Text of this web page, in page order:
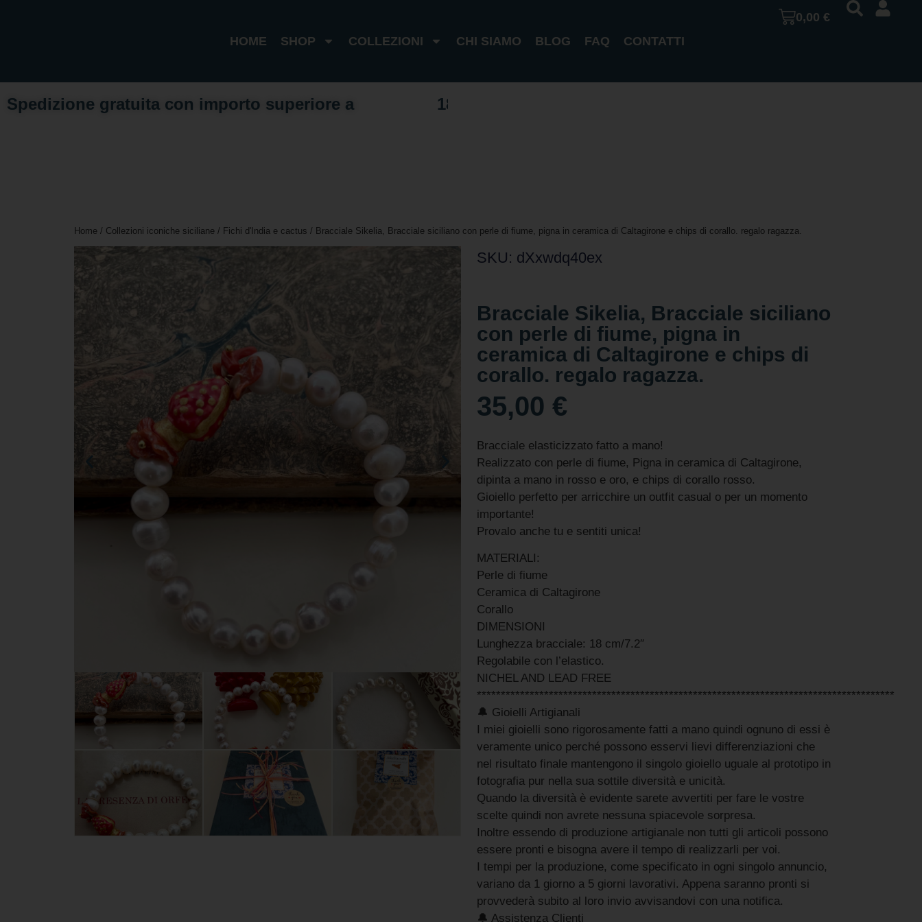
HOME SHOP COLLEZIONI CHI SIAMO BLOG FAQ CONTATTI
0,00€
Spedizione gratuita con importo superiore a 18
Home / Collezioni iconiche siciliane / Fichi d'India e cactus / Bracciale Sikelia, Bracciale siciliano con perle di fiume, pigna in ceramica di Caltagirone e chips di corallo. regalo ragazza.
SKU: dXxwdq40ex
Bracciale Sikelia, Bracciale siciliano
con perle di fiume, pigna in
ceramica di Caltagirone e chips di
corallo. regalo ragazza.
35,00 €
Bracciale elasticizzato fatto a mano!
Realizzato con perle di fiume, Pigna in ceramica di Caltagirone,
dipinta a mano in rosso e oro, e chips di corallo rosso.
Gioiello perfetto per arricchire un outfit casual o per un momento
importante!
Provalo anche tu e sentiti unica!
MATERIALI:
Perle di fiume
Ceramica di Caltagirone
Corallo
DIMENSIONI
Lunghezza bracciale: 18 cm/7.2″
Regolabile con l’elastico.
NICHEL AND LEAD FREE
***************************************************************************************
🔔 Gioielli Artigianali
I miei gioielli sono rigorosamente fatti a mano quindi ognuno di essi è
veramente unico perché possono esservi lievi differenziazioni che
nel risultato finale mantengono il singolo gioiello uguale al prototipo in
fotografia pur nella sua sottile diversità e unicità.
Quando la diversità è evidente sarete avvertiti per fare le vostre
scelte quindi non avrete nessuna spiacevole sorpresa.
Inoltre essendo di produzione artigianale non tutti gli articoli possono
essere pronti e bisogna avere il tempo di realizzarli per voi.
I tempi per la produzione, come specificato in ogni singolo annuncio,
variano da 1 giorno a 5 giorni lavorativi. Appena saranno pronti si
provvederà subito al loro invio avvisandovi con una notifica.
🔔 Assistenza Clienti